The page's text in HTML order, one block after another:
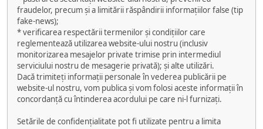
fraudelor, precum și a limitării răspândirii informațiilor false (tip
fake-news);
* verificarea respectării termenilor și condițiilor care
reglementează utilizarea website-ului nostru (inclusiv
monitorizarea mesajelor private trimise prin intermediul
serviciului nostru de mesagerie privată); și alte utilizări.
Dacă trimiteți informații personale în vederea publicării pe
website-ul nostru, vom publica și vom folosi aceste informații în
concordanță cu întinderea acordului pe care ni-l furnizați.
Setările de confidențialitate pot fi utilizate pentru a limita